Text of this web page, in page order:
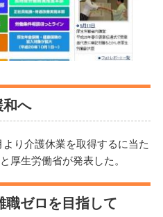
へ
り介護休業を取得するに当た
厚生労働省が発表した。
ゼロを目指して